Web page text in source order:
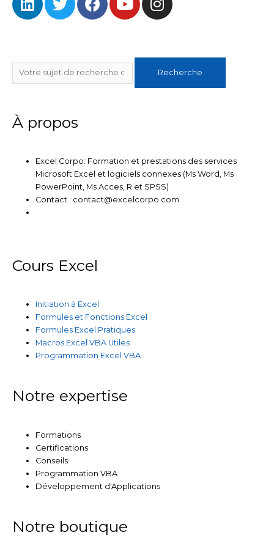
ki
d
i
w
e
r
a
o
o
o
b
e
n
a
g
r
Rechercher
Recherche
À propos
Excel Corpo: Formation et prestations des services
Microsoft Excel et logiciels connexes (Ms Word, Ms
PowerPoint, Ms Acces, R et SPSS)
Contact : contact@excelcorpo.com
Cours Excel
Initiation à Excel
Formules et Fonctions Excel
Formules Excel Pratiques
Macros Excel VBA Utiles
Programmation Excel VBA
Notre expertise
Formations
Certifications
Conseils
Programmation VBA
Développement d'Applications
Notre boutique